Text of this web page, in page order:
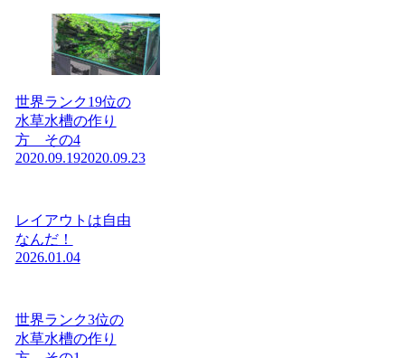
世界ランク19位の
水草水槽の作り
方 その4
2020.09.192020.09.23
レイアウトは自由
なんだ！
2026.01.04
世界ランク3位の
水草水槽の作り